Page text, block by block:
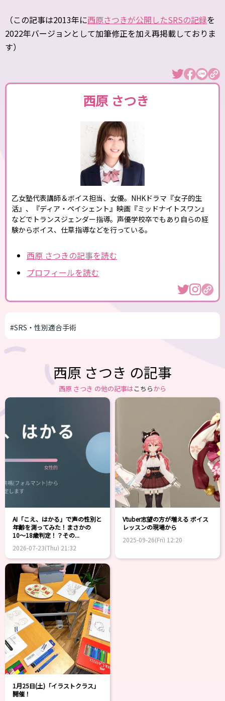
（この記事は2013年に西原さつきが公開したSRSの記録を
2022年バージョンとして加筆修正を加え再掲載しておりま
す）
西原 さつき
乙女塾代表講師＆ボイス担当、女優。NHKドラマ『女子的生
活』、『ディア・ペイシェント』映画『ミッドナイトスワン』
などでトランスジェンダー指導。声優学校卒でもあり自らの経
験からボイス、仕草指導などを行っている。
西原 さつきの記事を読む
プロフィールを読む
#SRS・性別適合手術
西原 さつき の記事
西原 さつき の他の記事はこちらから
AI「こえ、はかる」で声の性別と
年齢を測ってみた！まさかの
10〜18歳判定！？その...
2026-07-23(Thu) 21:32
Vtuber志望の方が増える ボイス
レッスンの現場から
2025-09-26(Fri) 12:20
1月25日(土)「イラストクラス」
開催！